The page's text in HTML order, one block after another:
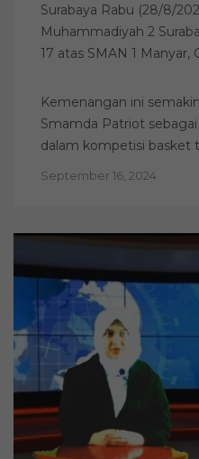
Surabaya Rabu (28/8/
Muhammadiyah 2
17 atas SMAN 1 Manyar,
Kemenangan ini
Smamda Patriot
dalam kompetisi basket
September 16, 2024